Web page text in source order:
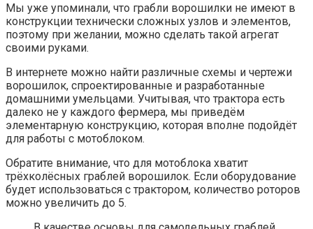
Мы уже упоминали, что грабли ворошилки не имеют в
конструкции технически сложных узлов и элементов,
поэтому при желании, можно сделать такой агрегат
своими руками.
В интернете можно найти различные схемы и чертежи
ворошилок, спроектированные и разработанные
домашними умельцами. Учитывая, что трактора есть
далеко не у каждого фермера, мы приведём
элементарную конструкцию, которая вполне подойдёт
для работы с мотоблоком.
Обратите внимание, что для мотоблока хватит
трёхколёсных граблей ворошилок. Если оборудование
будет использоваться с трактором, количество роторов
можно увеличить до 5.